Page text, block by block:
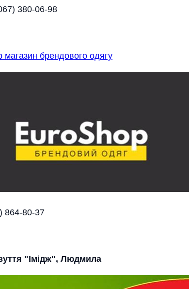
380-06-98
магазин брендового одягу
864-80-37
"Імідж", Людмила